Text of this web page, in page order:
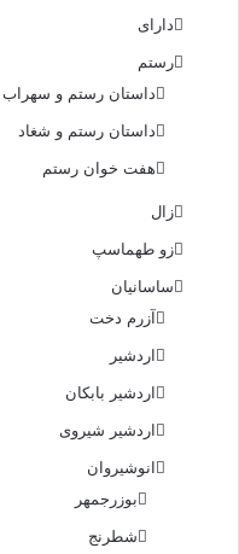
دارای
رستم
داستان رستم و سهراب
داستان رستم و شغاد
هفت خوان رستم‏
زال
زو طهماسپ‏
ساسانیان
آزرم دخت
اردشیر
اردشیر بابکان
اردشیر شیروی
انوشیروان
بوزرجمهر
شطرنج